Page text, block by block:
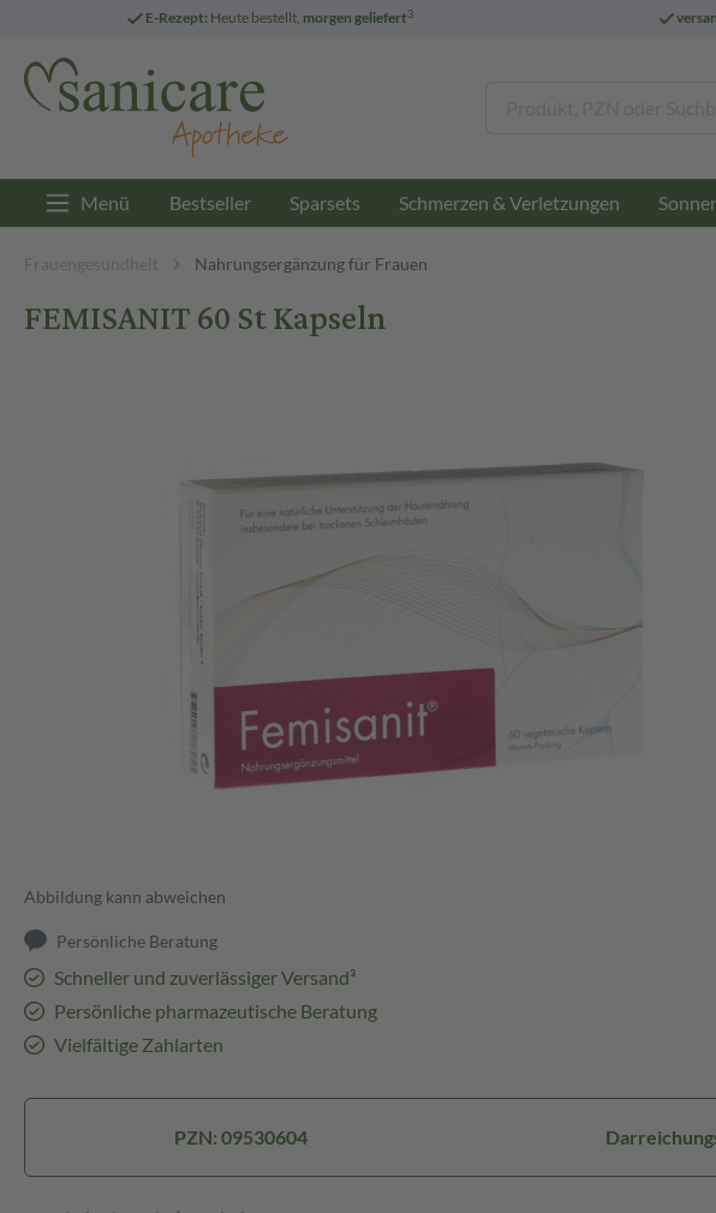
E-Rezept: Heute bestellt, morgen geliefert3
Menü Bestseller Sparsets Schmerzen & Verletzungen
Frauengesundheit Nahrungsergänzung für Frauen
FEMISANIT 60 St Kapseln
Abbildung kann abweichen
Persönliche Beratung
Schneller und zuverlässiger Versand³
Persönliche pharmazeutische Beratung
Vielfältige Zahlarten
PZN: 09530604